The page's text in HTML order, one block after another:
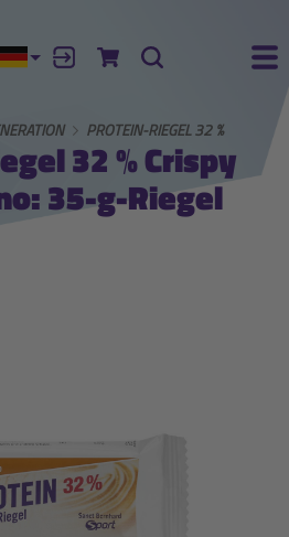
Aktuelle Sprache:
AnmeldenZum Warenkorb
Suche
PROTEIN-RIEGEL 32 %
32 % Crispy
35-g-Riegel